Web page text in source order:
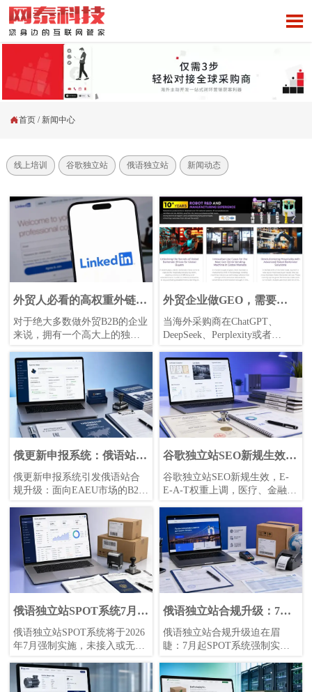

首页 / 新闻中心
线上培训 谷歌独立站 俄语独立站 新闻动态
外贸人必看的高权重外链指
南
对于绝大多数做外贸B2B的企业
来说，拥有一个高大上的独立
购商在谷歌搜索到，才是生存
与发展的核心。
外贸企业做GEO，需要重
新建一个独立站吗
当海外采购商在ChatGPT、
DeepSeek、Perplexity或者
里敲下这句话时，传统的搜索
逻辑正悄然被改变。
俄更新申报系统：俄语站须
校验HS编码
俄更新申报系统引发俄语站合
规升级：面向EAEU市场的B2B
原产地声明与GOST-R状态。了
解降权风险、页面改造重点与
营销合规应对策略。
谷歌独立站SEO新规生效：
E-E-A-T权重上调
谷歌独立站SEO新规生效，E-
E-A-T权重上调，医疗、金融、
完善资质公示、专家背书和案
例溯源，抢先优化自然流量与
海外获客转化。
俄语独立站SPOT系统7月强
制实施，灰关模式终结
俄语独立站SPOT系统将于2026
年7月强制实施，未接入或无法
文解析俄罗斯市场新规对建
站、营销与履约的连锁影响，
俄语独立站合规升级：7月
起SPOT系统强制实施
俄语独立站合规升级迫在眉
睫：7月起SPOT系统强制实
申报、支付路径与税务展示。
提前梳理网站交易链路，降低